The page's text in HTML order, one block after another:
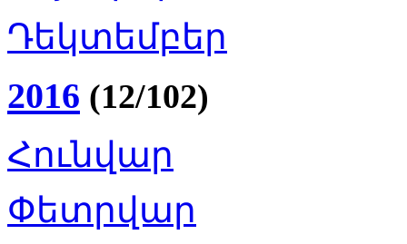
Դեկտեմբեր
2016 (12/102)
Հունվար
Փետրվար